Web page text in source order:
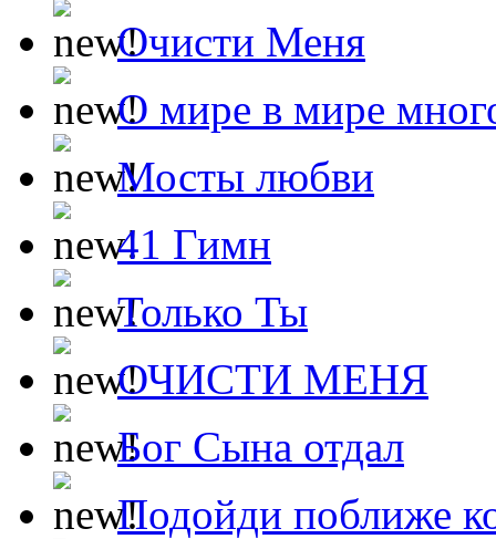
Очисти Меня
О мире в мире
Мосты любви
41 Гимн
Только Ты
ОЧИСТИ МЕНЯ
Бог Сына отдал
Подойди поближе